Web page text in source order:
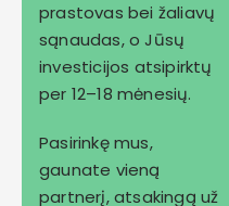
prastovas bei žaliavų
sąnaudas, o Jūsų
investicijos atsipirktų
per 12–18 mėnesių.
Pasirinkę mus,
gaunate vieną
partnerį, atsakingą už